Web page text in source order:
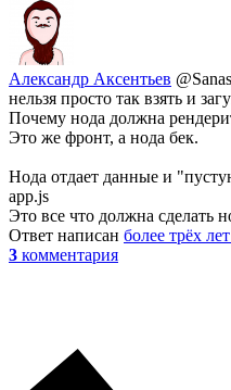
Александр Аксентьев
нельзя просто так взять и
Почему нода должна
Это же фронт, а нода бек.
Нода отдает данные и
app.js
Это все что должна сделать
Ответ написан более трёх
3 комментария